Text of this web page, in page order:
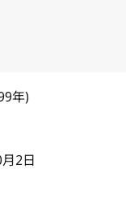
年)
2日